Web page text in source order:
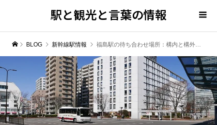
駅と観光と言葉の情報
BLOG 新幹線駅情報 福島駅の待ち合わせ場所：構内と構外とカフェのおすすめ場所紹介！